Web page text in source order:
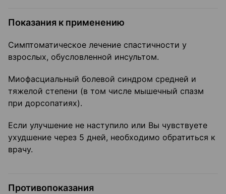
Показания к применению
Симптоматическое лечение спастичности у
взрослых, обусловленной инсультом.
Миофасциальный болевой синдром средней и
тяжелой степени (в том числе мышечный спазм
при дорсопатиях).
Если улучшение не наступило или Вы чувствуете
ухудшение через 5 дней, необходимо обратиться к
врачу.
Противопоказания